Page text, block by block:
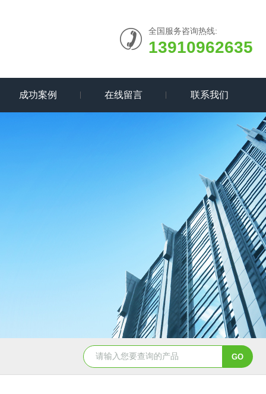
全国服务咨询热线:
13910962635
成功案例 在线留言 联系我们
5347信德迈代理Parker 45度绝缘防水接头 5353信